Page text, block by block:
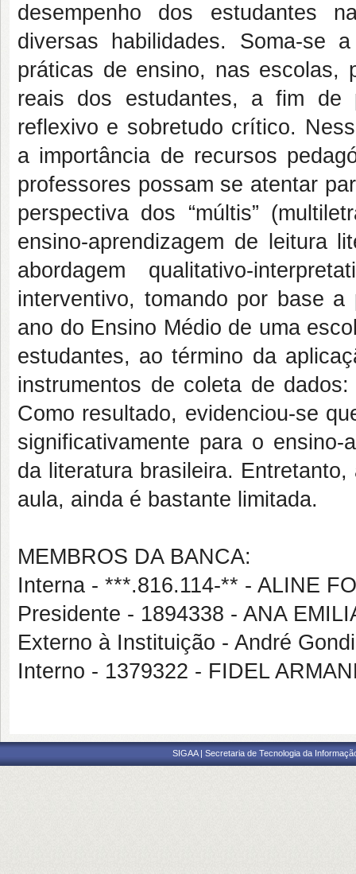
desempenho dos estudantes
diversas habilidades. Soma-
práticas de ensino, nas escolas,
reais dos estudantes, a fim de
reflexivo e sobretudo crítico.
a importância de recursos
professores possam se atentar
perspectiva dos “múltis”
ensino-aprendizagem de leitura
abordagem qualitativo-
interventivo, tomando por base
ano do Ensino Médio de uma
estudantes, ao término da
instrumentos de coleta de
Como resultado, evidenciou-se
significativamente para o
da literatura brasileira.
aula, ainda é bastante limitada.
MEMBROS DA BANCA:
Interna - ***.816.114-** - ALINE
Presidente - 1894338 - ANA
Externo à Instituição - André
Interno - 1379322 - FIDEL
SIGAA | Secretaria de Tecnologia da